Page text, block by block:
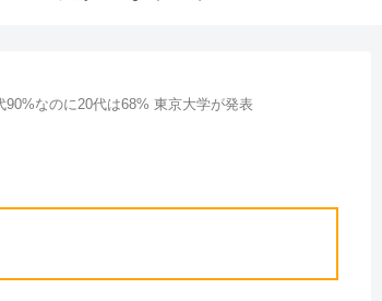
なのに20代は68% 東京大学が発表